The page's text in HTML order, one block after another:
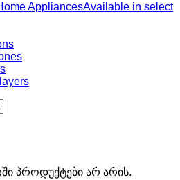
AppliancesAvailable in select
პროდუქტები არ არის.